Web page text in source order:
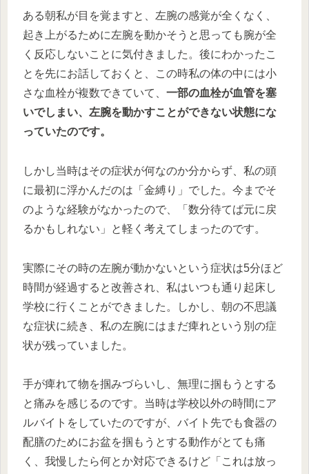
ある朝私が目を覚ますと、左腕の感覚が全くなく、
起き上がるために左腕を動かそうと思っても腕が全
く反応しないことに気付きました。後にわかったこ
とを先にお話しておくと、この時私の体の中には小
さな血栓が複数できていて、 一部の血栓が血管を塞
いでしまい、左腕を動かすことができない状態にな
っていたのです。
しかし当時はその症状が何なのか分からず、私の頭
に最初に浮かんだのは「金縛り」でした。今までそ
のような経験がなかったので、「数分待てば元に戻
るかもしれない」と軽く考えてしまったのです。
実際にその時の左腕が動かないという症状は5分ほど
時間が経過すると改善され、私はいつも通り起床し
学校に行くことができました。しかし、朝の不思議
な症状に続き、私の左腕にはまだ痺れという別の症
状が残っていました。
手が痺れて物を掴みづらいし、無理に掴もうとする
と痛みを感じるのです。当時は学校以外の時間にア
ルバイトをしていたのですが、バイト先でも食器の
配膳のためにお盆を掴もうとする動作がとても痛
く、我慢したら何とか対応できるけど「これは放っ